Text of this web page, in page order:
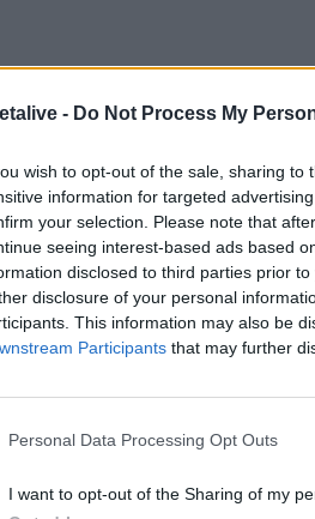
- Do Not Process My
wish to opt-out of the sale, sharing
information for targeted
your selection. Please note that
seeing interest-based ads based
disclosed to third parties prior
disclosure of your personal
This information may also be
Participants that may further
Personal Data Processing Opt Outs
I want to opt-out of the Sharing of my
στοGoogle Newsκαι
κανάλι μας στο
Βρετανία
Μάγχη